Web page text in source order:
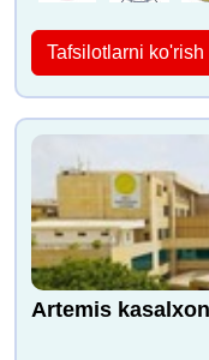
Tafsilotlarni ko'rish
Artemis